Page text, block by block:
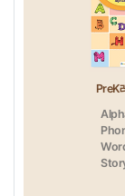
PreK